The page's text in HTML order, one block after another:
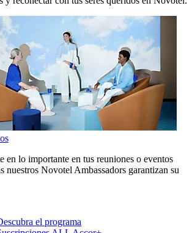
en lo importante en tus reuniones o eventos
nuestros Novotel Ambassadors garantizan su
el programa